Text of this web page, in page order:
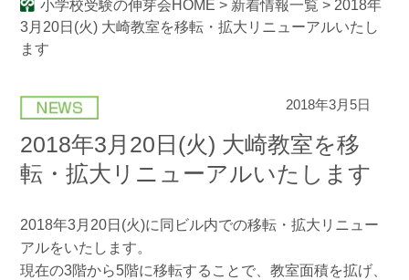
小学校受験の伸芽会HOME > 新着情報一覧 > 2018年
3月20日(火) 大崎教室を移転・拡大リニューアルいたし
ます
2018年3月5日
2018年3月20日(火) 大崎教室を移
転・拡大リニューアルいたします
2018年3月20日(火)に同ビル内での移転・拡大リニュー
アルをいたします。
現在の3階から5階に移転することで、教室面積を拡げ、